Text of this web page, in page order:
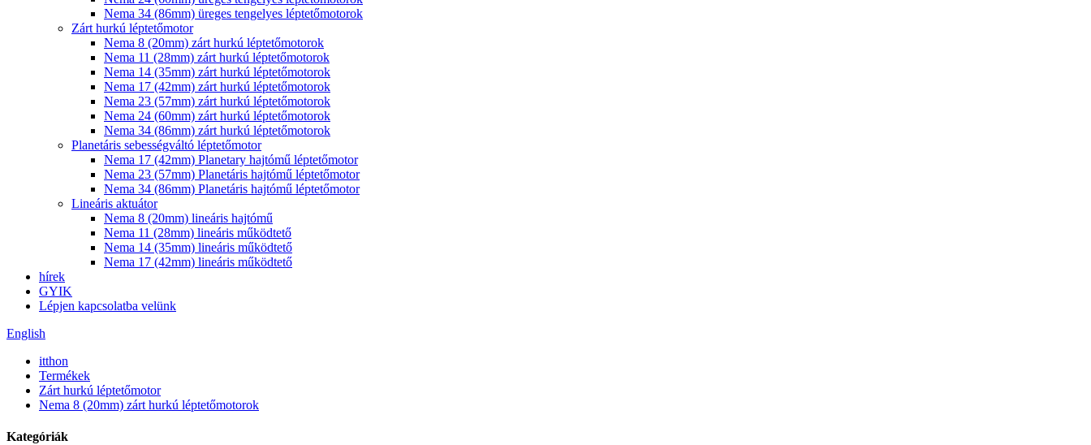
Nema 34 (86mm) üreges tengelyes léptetőmotorok
Zárt hurkú léptetőmotor
Nema 8 (20mm) zárt hurkú léptetőmotorok
Nema 11 (28mm) zárt hurkú léptetőmotorok
Nema 14 (35mm) zárt hurkú léptetőmotorok
Nema 17 (42mm) zárt hurkú léptetőmotorok
Nema 23 (57mm) zárt hurkú léptetőmotorok
Nema 24 (60mm) zárt hurkú léptetőmotorok
Nema 34 (86mm) zárt hurkú léptetőmotorok
Planetáris sebességváltó léptetőmotor
Nema 17 (42mm) Planetary hajtómű léptetőmotor
Nema 23 (57mm) Planetáris hajtómű léptetőmotor
Nema 34 (86mm) Planetáris hajtómű léptetőmotor
Lineáris aktuátor
Nema 8 (20mm) lineáris hajtómű
Nema 11 (28mm) lineáris működtető
Nema 14 (35mm) lineáris működtető
Nema 17 (42mm) lineáris működtető
hírek
GYIK
Lépjen kapcsolatba velünk
English
itthon
Termékek
Zárt hurkú léptetőmotor
Nema 8 (20mm) zárt hurkú léptetőmotorok
Kategóriák